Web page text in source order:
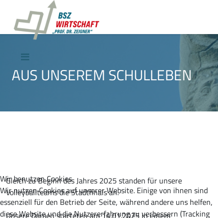
AUS UNSEREM SCHULLEBEN
Gleich zu Beginn des Jahres 2025 standen für unsere
Volleyballteams die Stadtfinals an.
Unsere Damen starteten am 14.01.2025 in einem
Wir benutzen Cookies
Wir nutzen Cookies auf unserer Website. Einige von ihnen sind
essenziell für den Betrieb der Seite, während andere uns helfen,
diese Website und die Nutzererfahrung zu verbessern (Tracking